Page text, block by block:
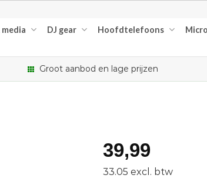
media DJ gear Hoofdtelefoons
Groot aanbod en lage prijzen
39,99
33.05 excl. btw